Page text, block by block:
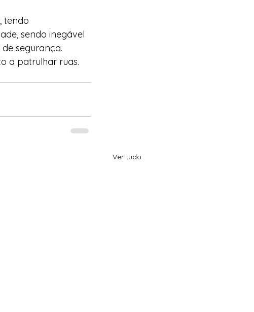
tendo
sendo inegável
segurança.
a patrulhar ruas.
Ver tudo